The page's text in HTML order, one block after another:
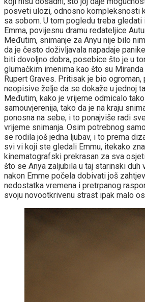
posveti ulozi, odnosno kompleksnosti
sa sobom. U tom pogledu treba gledati
Emma, povijesnu dramu redateljice
Međutim, snimanje za Anyu nije bilo
da je često doživljavala napadaje
biti dovoljno dobra, posebice što je u
glumačkim imenima kao što su
Rupert Graves. Pritisak je bio
neopisive želje da se dokaže u jednoj
Međutim, kako je vrijeme odmicalo
samouvjerenija, tako da je na kraju
ponosna na sebe, i to ponajviše radi
vrijeme snimanja. Osim potrebnog
se rodila još jedna ljubav, i to prema
svi vi koji ste gledali Emmu, itekako
kinematografski prekrasan za sva
što se Anya zaljubila u taj starinski duh
nakon Emme počela dobivati još
nedostatka vremena i pretrpanog
svoju novootkrivenu strast ipak malo